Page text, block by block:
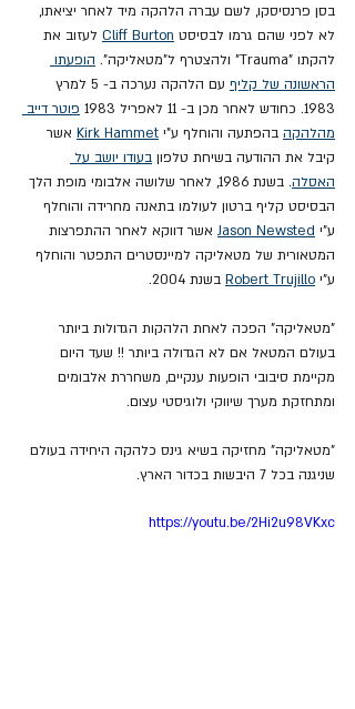
בסן פרנסיסקו, לשם עברה הלהקה מיד לאחר יציאתו,
לא לפני שהם גרמו לבסיסט Cliff Burton לעזוב את
להקתו "Trauma" ולהצטרף ל"מטאליקה".
הופעתו
הראשונה של קליף
עם הלהקה נערכה ב- 5 למרץ
1983. כחודש לאחר מכן ב- 11 לאפריל 1983
פוטר דייב
מהלהקה בהפתעה והוחלף ע"י Kirk Hammet אשר
קיבל את ההודעה בשיחת טלפון בעודו יושב על
האסלה
. בשנת 1986, לאחר שלושה אלבומי מופת הלך
הבסיסט קליף ברטון לעולמו בתאנה מחרידה והוחלף
ע"י Jason Newsted אשר דווקא לאחר ההתפרצות
המטאורית של מטאליקה למיינסטרים התפטר והוחלף
ע"י Robert Trujillo בשנת 2004.
"מטאליקה" הפכה לאחת הלהקות הגדולות ביותר
בעולם המטאל אם לא הגדולה ביותר !! שעד היום
מקיימת סיבובי הופעות ענקיים, משחררת אלבומים
ומתחזקת מערך שיווקי ולוגיסטי עצום.
"מטאליקה" מחזיקה בשיא גינס כלהקה היחידה בעולם
שניגנה בכל 7 היבשות בכדור הארץ.
https://youtu.be/2Hi2u98VKxc